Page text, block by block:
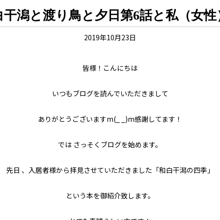
干潟と渡り鳥と夕日第6話と私（女性
2019年10月23日
皆様！こんにちは
いつもブログを読んでいただきまして
ありがとうございますm(_ _)m感謝してます！
では さっそくブログを始めます。
先日 、入居者様から拝見させていただきました「和白干潟の四季」
という本を御紹介致します。